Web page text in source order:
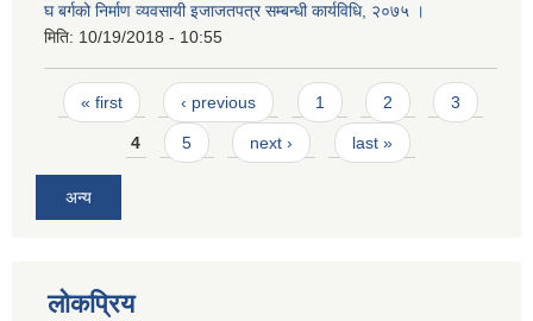
घ बर्गको निर्माण व्यवसायी इजाजतपत्र सम्बन्धी कार्यविधि, २०७५ ।
मिति: 10/19/2018 - 10:55
Pages
« first ‹ previous 1 2 3
4 5 next › last »
अन्य
लोकप्रिय